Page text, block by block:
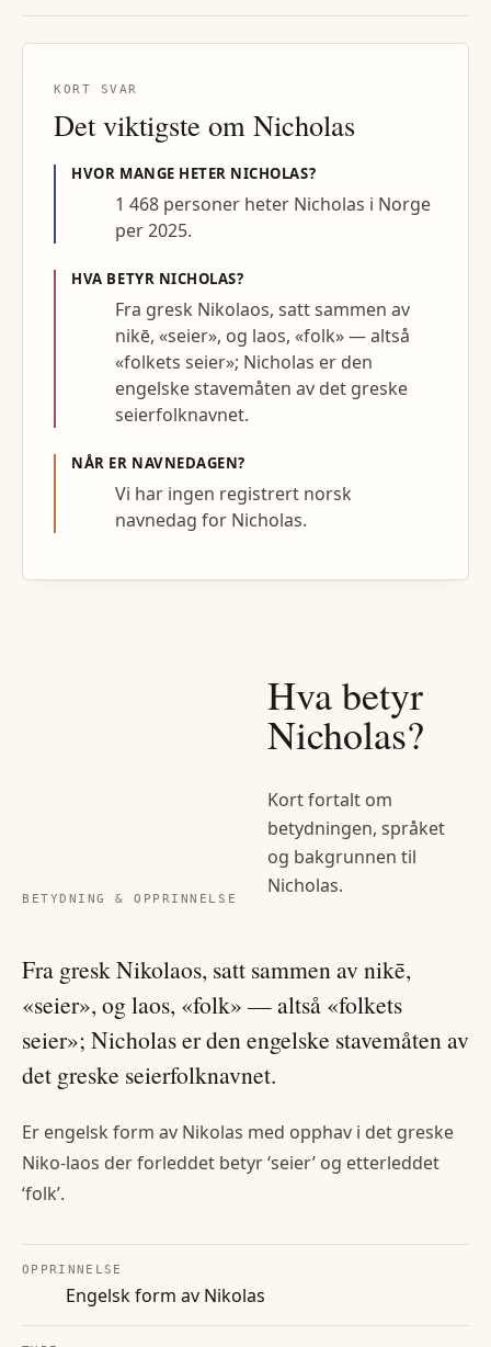
KORT SVAR
Det viktigste om Nicholas
HVOR MANGE HETER NICHOLAS?
1 468 personer heter Nicholas i Norge
per 2025.
HVA BETYR NICHOLAS?
Fra gresk Nikolaos, satt sammen av
nikē, «seier», og laos, «folk» — altså
«folkets seier»; Nicholas er den
engelske stavemåten av det greske
seierfolknavnet.
NÅR ER NAVNEDAGEN?
Vi har ingen registrert norsk
navnedag for Nicholas.
BETYDNING & OPPRINNELSE
Hva betyr
Nicholas?
Kort fortalt om
betydningen, språket
og bakgrunnen til
Nicholas.
Fra gresk Nikolaos, satt sammen av nikē,
«seier», og laos, «folk» — altså «folkets
seier»; Nicholas er den engelske stavemåten av
det greske seierfolknavnet.
Er engelsk form av Nikolas med opphav i det greske
Niko-laos der forleddet betyr ‘seier’ og etterleddet
‘folk’.
OPPRINNELSE
Engelsk form av Nikolas